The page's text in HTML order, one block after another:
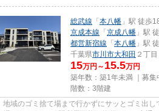
総武線 「 本八幡 」駅 徒歩
京成本線 「 京成八幡 」駅
都営新宿線 「 本八幡 」駅
千葉県市川市大和田 ２丁目
15万円～ 15.5万円
築年数：築1年未満 ｜募集
階数：3階建
地域のゴミ捨て場まで行かずにサッとゴミ出